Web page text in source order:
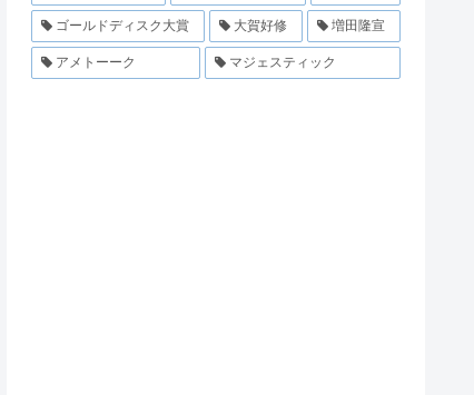
ゴールドディスク大賞 大賀好修 増田隆宣
アメトーーク マジェスティック